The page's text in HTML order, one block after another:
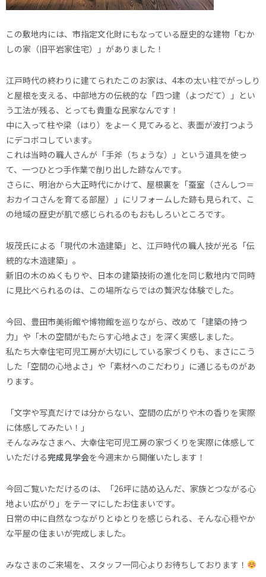
この敷地内には、市指定文化財にもなっている歴史的な建物「むか
しの家（旧平岩家住宅）」がありました！
江戸時代の終わりに建てられたこのお家は、4本の太い柱でがっしり
と屋根を支える、中部地方の伝統的な「四つ建（よつだて）」とい
う工法が残る、とっても貴重な民家なんです！
中に入って柱や梁（はり）をよーく見てみると、表面が波打つよう
にデコボコしています。
これは当時の職人さんが「手斧（ちょうな）」という道具を使っ
て、一つひとつ手作業で削り出した跡なんです。
さらに、明治から大正時代にかけて、屋根裏を「蚕室（さんしつ＝
おカイコさんを育てる部屋）」にリフォームした跡も見られて、こ
の地域の歴史が肌で感じられるのもおもしろいところです。
坂茂氏による「現代の木造建築」と、江戸時代の職人技が光る「伝
統的な木造建築」。
新旧の木のぬくもりや、日本の建築技術の進化を同じ敷地内で同時
に見比べられるのは、この場所ならではの贅沢な体験でした。
今回、豊田市美術館や博物館を巡りながら、改めて「建築の持つ
力」や「木の空間がもたらす心地よさ」を深く実感しました。
私たち大幸住宅可児工房が大切にしている家づくりも、まさにこう
した「空間の心地よさ」や「素材へのこだわり」に通じるものがあ
ります。
「文字や写真だけでは分からない、空間の広がりや木の香りを実際
に体感してみたい！」
そんなみなさまへ、大幸住宅可児工房の家づくりを実際に体感して
いただける完成見学会を今週末から開催いたします！
今回ご覧いただけるのは、「26坪に詰め込んだ、家族とつながる心
地よい広がり」をテーマにしたお住まいです。
日常の中に自然なつながりとゆとりを感じられる、そんな心穏やか
な平屋の住まいが完成しました。
みなさまのご来場を、スタッフ一同心よりお待ちしております！